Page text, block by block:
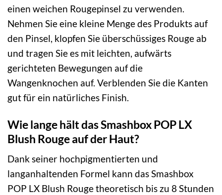
einen weichen Rougepinsel zu verwenden.
Nehmen Sie eine kleine Menge des Produkts auf
den Pinsel, klopfen Sie überschüssiges Rouge ab
und tragen Sie es mit leichten, aufwärts
gerichteten Bewegungen auf die
Wangenknochen auf. Verblenden Sie die Kanten
gut für ein natürliches Finish.
Wie lange hält das Smashbox POP LX
Blush Rouge auf der Haut?
Dank seiner hochpigmentierten und
langanhaltenden Formel kann das Smashbox
POP LX Blush Rouge theoretisch bis zu 8 Stunden